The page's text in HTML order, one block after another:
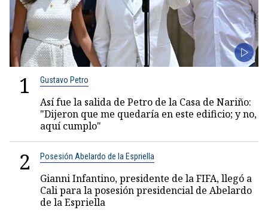
1 Gustavo Petro
Así fue la salida de Petro de la Casa de Nariño:
"Dijeron que me quedaría en este edificio; y no,
aquí cumplo"
2 Posesión Abelardo de la Espriella
Gianni Infantino, presidente de la FIFA, llegó a
Cali para la posesión presidencial de Abelardo
de la Espriella